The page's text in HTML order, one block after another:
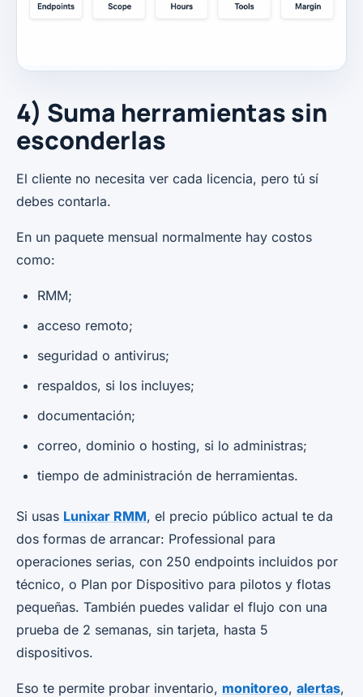
4) Suma herramientas sin
esconderlas
El cliente no necesita ver cada licencia, pero tú sí
debes contarla.
En un paquete mensual normalmente hay costos
como:
RMM;
acceso remoto;
seguridad o antivirus;
respaldos, si los incluyes;
documentación;
correo, dominio o hosting, si lo administras;
tiempo de administración de herramientas.
Si usas Lunixar RMM, el precio público actual te da
dos formas de arrancar: Professional para
operaciones serias, con 250 endpoints incluidos por
técnico, o Plan por Dispositivo para pilotos y flotas
pequeñas. También puedes validar el flujo con una
prueba de 2 semanas, sin tarjeta, hasta 5
dispositivos.
Eso te permite probar inventario, monitoreo, alertas,